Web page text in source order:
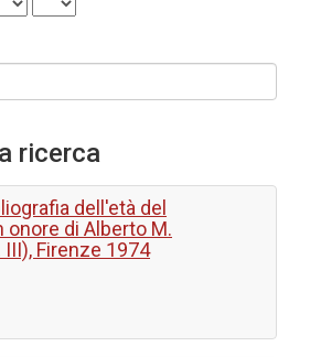
ricerca
dell'età del
onore di Alberto M.
Firenze 1974